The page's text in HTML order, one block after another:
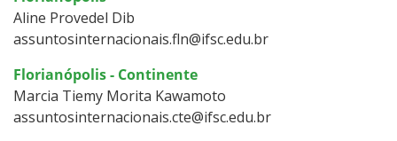
Aline Provedel Dib
assuntosinternacionais.fln@ifsc.edu.br
Florianópolis - Continente
Marcia Tiemy Morita Kawamoto
assuntosinternacionais.cte@ifsc.edu.br